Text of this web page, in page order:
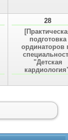
28
подготовка
ординаторов
"Детская